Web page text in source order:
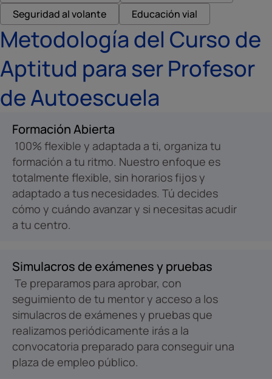
Seguridad al volante
Educación vial
Metodología del Curso de
Aptitud para ser Profesor
de Autoescuela
Formación Abierta
100% flexible y adaptada a ti, organiza tu
formación a tu ritmo. Nuestro enfoque es
totalmente flexible, sin horarios fijos y
adaptado a tus necesidades. Tú decides
cómo y cuándo avanzar y si necesitas acudir
a tu centro.
Simulacros de exámenes y pruebas
Te preparamos para aprobar, con
seguimiento de tu mentor y acceso a los
simulacros de exámenes y pruebas que
realizamos periódicamente irás a la
convocatoria preparado para conseguir una
plaza de empleo público.